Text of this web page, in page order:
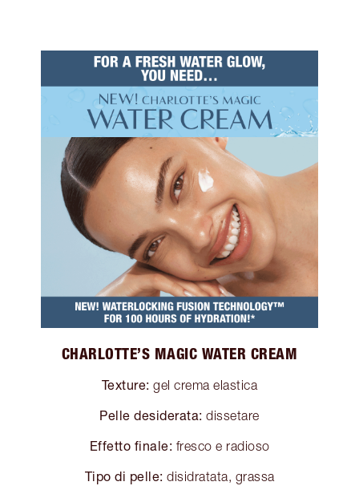
CHARLOTTE’S MAGIC WATER CREAM
Texture: gel crema elastica
Pelle desiderata: dissetare
Effetto finale: fresco e radioso
Tipo di pelle: disidratata, grassa